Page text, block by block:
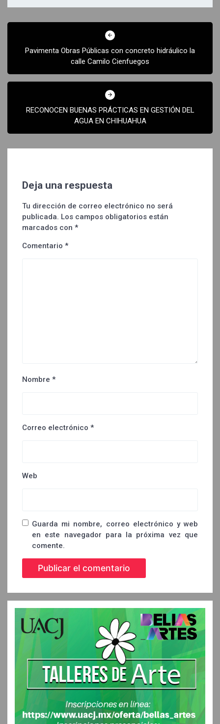
Navegación
entradas
Pavimenta Obras Públicas con concreto hidráulico la
calle Camilo Cienfuegos
RECONOCEN BUENAS PRÁCTICAS EN GESTIÓN DEL
AGUA EN CHIHUAHUA
Deja una respuesta
Tu dirección de correo electrónico no será
publicada. Los campos obligatorios están
marcados con *
Comentario *
Nombre *
Correo electrónico *
Web
Guarda mi nombre, correo electrónico y web
en este navegador para la próxima vez que
comente.